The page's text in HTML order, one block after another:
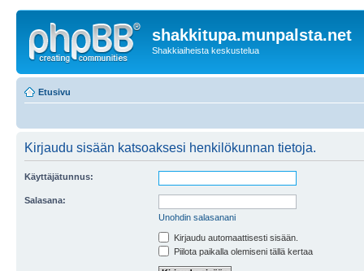
shakkitupa.munpalsta.net
Shakkiaiheista keskustelua
Etusivu
Kirjaudu sisään katsoaksesi henkilökunnan tietoja.
Käyttäjätunnus:
Salasana:
Unohdin salasanani
Kirjaudu automaattisesti sisään.
Piilota paikalla olemiseni tällä kertaa